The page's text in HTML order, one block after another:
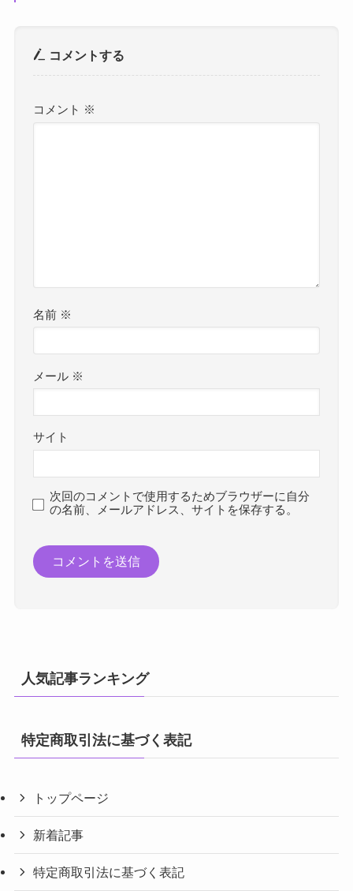
コメントする
コメント ※
名前 ※
メール ※
サイト
次回のコメントで使用するためブラウザーに自分
の名前、メールアドレス、サイトを保存する。
人気記事ランキング
特定商取引法に基づく表記
トップページ
新着記事
特定商取引法に基づく表記